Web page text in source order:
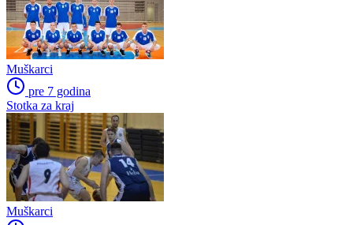
Muškarci
pre 7 godina
Stotka za kraj
Muškarci